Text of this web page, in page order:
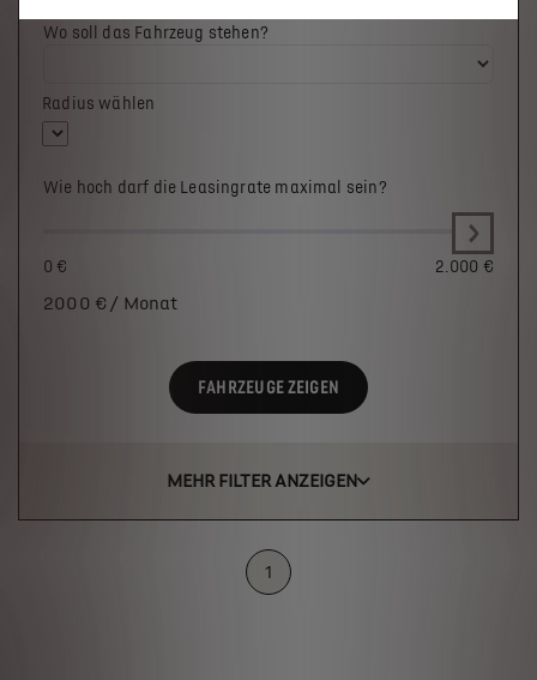
Wo soll das Fahrzeug stehen?
Radius wählen
Wie hoch darf die Leasingrate maximal sein?
0 € 2.000 €
2000 € / Monat
FAHRZEUGE ZEIGEN
MEHR FILTER ANZEIGEN
1